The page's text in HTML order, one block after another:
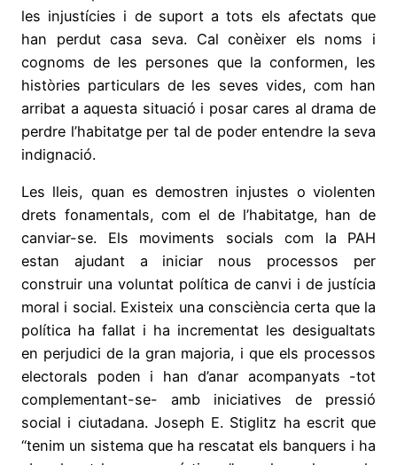
les injustícies i de suport a tots els afectats que
han perdut casa seva. Cal conèixer els noms i
cognoms de les persones que la conformen, les
històries particulars de les seves vides, com han
arribat a aquesta situació i posar cares al drama de
perdre l’habitatge per tal de poder entendre la seva
indignació.
Les lleis, quan es demostren injustes o violenten
drets fonamentals, com el de l’habitatge, han de
canviar-se. Els moviments socials com la PAH
estan ajudant a iniciar nous processos per
construir una voluntat política de canvi i de justícia
moral i social. Existeix una consciència certa que la
política ha fallat i ha incrementat les desigualtats
en perjudici de la gran majoria, i que els processos
electorals poden i han d’anar acompanyats -tot
complementant-se- amb iniciatives de pressió
social i ciutadana. Joseph E. Stiglitz ha escrit que
“tenim un sistema que ha rescatat els banquers i ha